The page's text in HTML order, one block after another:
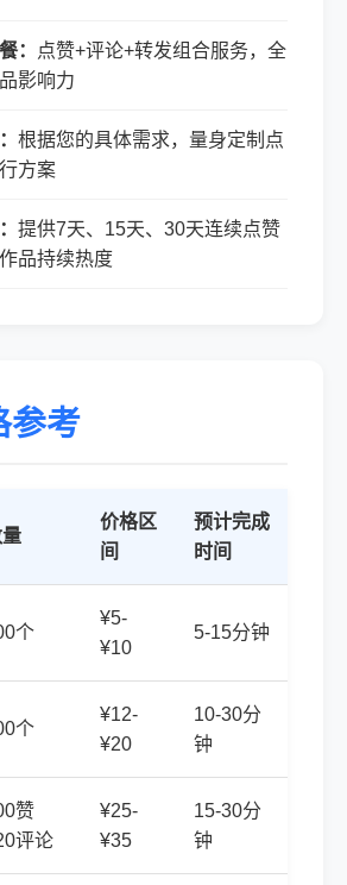
：
点赞+评论+转发组合服务，全
影响力
根据您的具体需求，量身定制点
方案
提供7天、15天、30天连续点赞
品持续热度
参考
价格区
间
预计完成
时间
个
¥5-
¥10
5-15分钟
个
¥12-
¥20
10-30分
钟
赞
评论
¥25-
¥35
15-30分
钟